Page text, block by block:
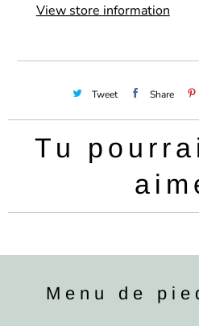
View store information
Tweet Share
Tu
Menu de